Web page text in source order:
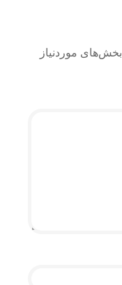
بخش‌های موردنیاز